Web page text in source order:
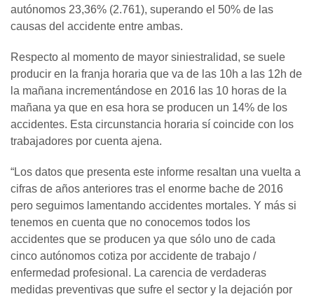
autónomos 23,36% (2.761), superando el 50% de las
causas del accidente entre ambas.
Respecto al momento de mayor siniestralidad, se suele
producir en la franja horaria que va de las 10h a las 12h de
la mañana incrementándose en 2016 las 10 horas de la
mañana ya que en esa hora se producen un 14% de los
accidentes. Esta circunstancia horaria sí coincide con los
trabajadores por cuenta ajena.
“Los datos que presenta este informe resaltan una vuelta a
cifras de años anteriores tras el enorme bache de 2016
pero seguimos lamentando accidentes mortales. Y más si
tenemos en cuenta que no conocemos todos los
accidentes que se producen ya que sólo uno de cada
cinco autónomos cotiza por accidente de trabajo /
enfermedad profesional. La carencia de verdaderas
medidas preventivas que sufre el sector y la dejación por